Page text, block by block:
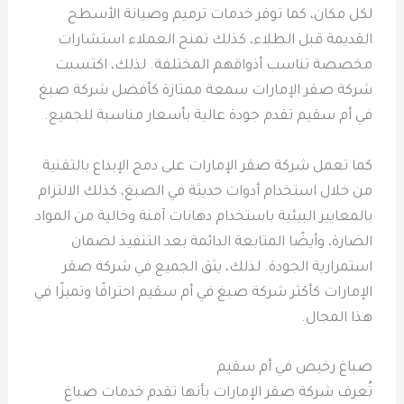
لكل مكان، كما توفر خدمات ترميم وصيانة الأسطح
القديمة قبل الطلاء، كذلك تمنح العملاء استشارات
مخصصة تناسب أذواقهم المختلفة. لذلك، اكتسبت
شركة صقر الإمارات سمعة ممتازة كأفضل شركة صبغ
في أم سقيم تقدم جودة عالية بأسعار مناسبة للجميع.
كما تعمل شركة صقر الإمارات على دمج الإبداع بالتقنية
من خلال استخدام أدوات حديثة في الصبغ، كذلك الالتزام
بالمعايير البيئية باستخدام دهانات آمنة وخالية من المواد
الضارة، وأيضًا المتابعة الدائمة بعد التنفيذ لضمان
استمرارية الجودة. لذلك، يثق الجميع في شركة صقر
الإمارات كأكثر شركة صبغ في أم سقيم احترافًا وتميزًا في
هذا المجال.
صباغ رخيص في أم سقيم
تُعرف شركة صقر الإمارات بأنها تقدم خدمات صباغ